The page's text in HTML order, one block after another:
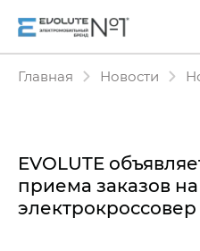
Главная Новости
EVOLUTE
приема заказов
электрокроссовер